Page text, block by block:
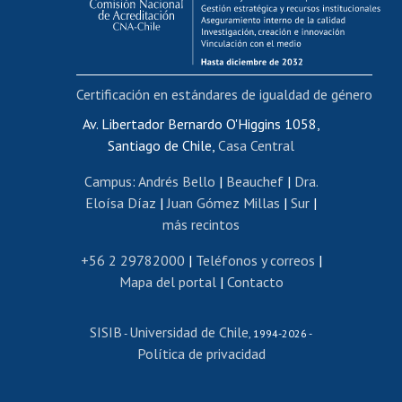
Funcionarias/os
Cursos internos de capacitación
Bienestar del personal
Portal de movilidad interna
Certificado de renta
Certificado de renta honorarios
Editar páginas blancas
Extranjeras/os
Revalidación y reconocimiento de títulos
Postulación al Programa de Movilidad Estudiantil
Cursos de español
Av. Libertador Bernardo O'Higgins 1058,
Santiago de Chile, Casa Central
Campus: Andrés Bello | Beauchef| Dra.
Eloísa Díaz |Juan Gómez Millas | Sur |
más recintos
+56 2 29782000 | Teléfonos y correos |
Mapa del portal| Contacto
SISIB - Universidad de Chile, 1994-2026 -
Política de privacidad
Certificación en estándares de igualdad de género